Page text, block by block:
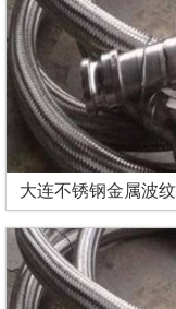
大连不锈钢金属波